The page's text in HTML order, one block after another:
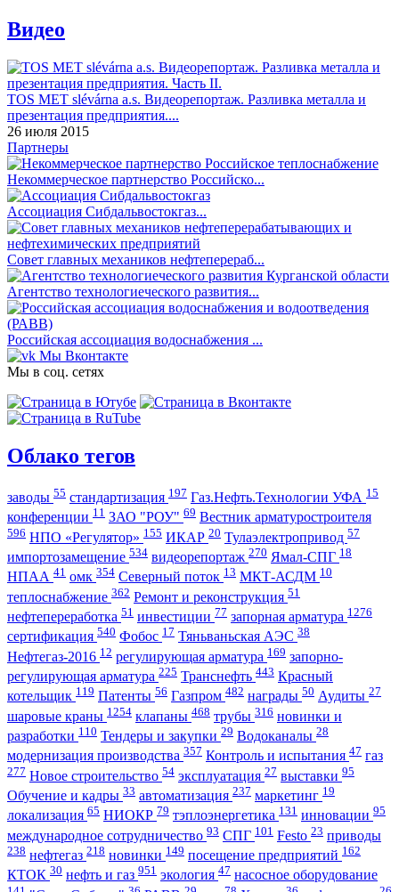
Видео
TOS MET slévárna a.s. Видеорепортаж. Разливка металла и
презентация предприятия....
26 июля 2015
Партнеры
Некоммерческое партнерство Российско...
Ассоциация Сибдальвостокгаз...
Совет главных механиков нефтеперераб...
Агентство технологиеческого развития...
Российская ассоциация водоснабжения ...
Мы Вконтакте
Мы в соц. сетях
Облако тегов
заводы 55 стандартизация 197 Газ.Нефть.Технологии УФА 15
конференции 11 ЗАО "РОУ" 69 Вестник арматуростроителя
596 НПО «Регулятор» 155 ИКАР 20 Тулаэлектропривод 57
импортозамещение 534 видеорепортаж 270 Ямал-СПГ 18
НПАА 41 омк 354 Северный поток 13 МКТ-АСДМ 10
теплоснабжение 362 Ремонт и реконструкция 51
нефтепереработка 51 инвестиции 77 запорная арматура 1276
сертификация 540 Фобос 17 Тяньваньская АЭС 38
Нефтегаз-2016 12 регулирующая арматура 169 запорно-
регулирующая арматура 225 Транснефть 443 Красный
котельщик 119 Патенты 56 Газпром 482 награды 50 Аудиты 27
шаровые краны 1254 клапаны 468 трубы 316 новинки и
разработки 110 Тендеры и закупки 29 Водоканалы 28
модернизация производства 357 Контроль и испытания 47 газ
277 Новое строительство 54 эксплуатация 27 выставки 95
Обучение и кадры 33 автоматизация 237 маркетинг 19
локализация 65 НИОКР 79 тэплоэнергетика 131 инновации 95
международное сотрудничество 93 СПГ 101 Festo 23 приводы
238 нефтегаз 218 новинки 149 посещение предприятий 162
КТОК 30 нефть и газ 951 экология 47 насосное оборудование